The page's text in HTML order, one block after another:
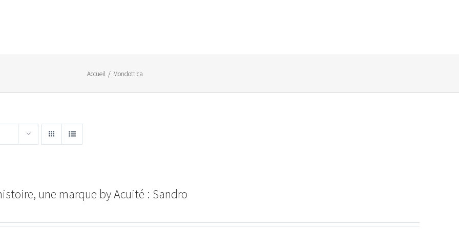
Accueil / Mondottica
une marque by Acuité : Sandro